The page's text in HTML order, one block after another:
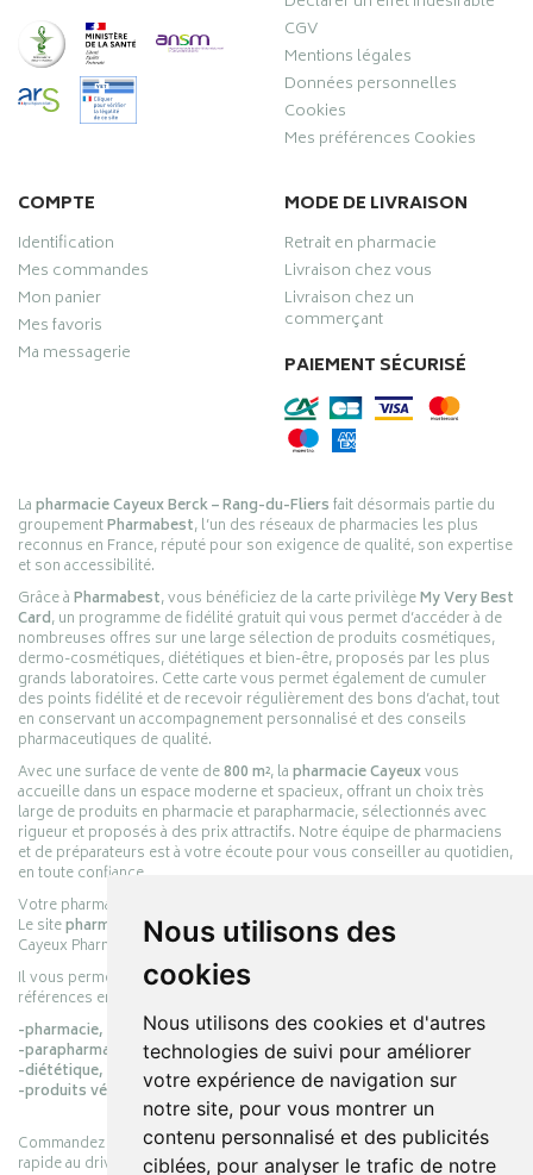
Nous utilisons des
cookies
Nous utilisons des cookies et d'autres
technologies de suivi pour améliorer
votre expérience de navigation sur
notre site, pour vous montrer un
contenu personnalisé et des publicités
ciblées, pour analyser le trafic de notre
CGV
Mentions légales
Données personnelles
Cookies
Mes préférences Cookies
COMPTE
Identification
Mes commandes
Mon panier
Mes favoris
Ma messagerie
MODE DE LIVRAISON
Retrait en pharmacie
Livraison chez vous
Livraison chez un
commerçant
PAIEMENT SÉCURISÉ
Lapharmacie Cayeux Berck – Rang-du-Fliersfait désormais partie du
groupementPharmabest, l’un des réseaux de pharmacies les plus
reconnus en France, réputé pour son exigence de qualité, son expertise
et son accessibilité.
Grâce àPharmabest, vous bénéficiez de la carte privilègeMy Very Best
Card, un programme de fidélité gratuit qui vous permet d’accéder à de
nombreuses offres sur une large sélection de produits cosmétiques,
dermo-cosmétiques, diététiques et bien-être, proposés par les plus
grands laboratoires. Cette carte vous permet également de cumuler
des points fidélité et de recevoir régulièrement des bons d’achat, tout
en conservant un accompagnement personnalisé et des conseils
pharmaceutiques de qualité.
Avec une surface de vente de800 m², lapharmacie Cayeuxvous
accueille dans un espace moderne et spacieux, offrant un choix très
large de produits en pharmacie et parapharmacie, sélectionnés avec
rigueur et proposés à des prix attractifs. Notre équipe de pharmaciens
et de préparateurs est à votre écoute pour vous conseiller au quotidien,
en toute confiance.
Votre pharmacie en ligne :
Le sitepharmacie-cayeux.frest le prolongement digital de la pharmacie
Cayeux Pharmabest Berck-sur-Mer – Rang-du-Fliers.
Il vous permet de réaliser vos achats en ligne parmi des milliers de
références en :
-pharmacie,
-parapharmacie,
-diététique,
-produits vétérinaires.
Commandez simplement vos produits en ligne et choisissez le retrait
rapide au drive ou la livraison à domicile, en toute simplicité.